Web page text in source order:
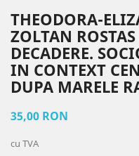
THEODORA-
ZOLTAN
DECADERE.
IN CONTEXT
DUPA MARELE
35,00 RON
cu TVA